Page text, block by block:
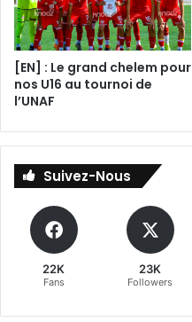
[EN] : Le grand chelem pour
nos U16 au tournoi de
l’UNAF
Suivez-Nous
22K
Fans
23K
Followers